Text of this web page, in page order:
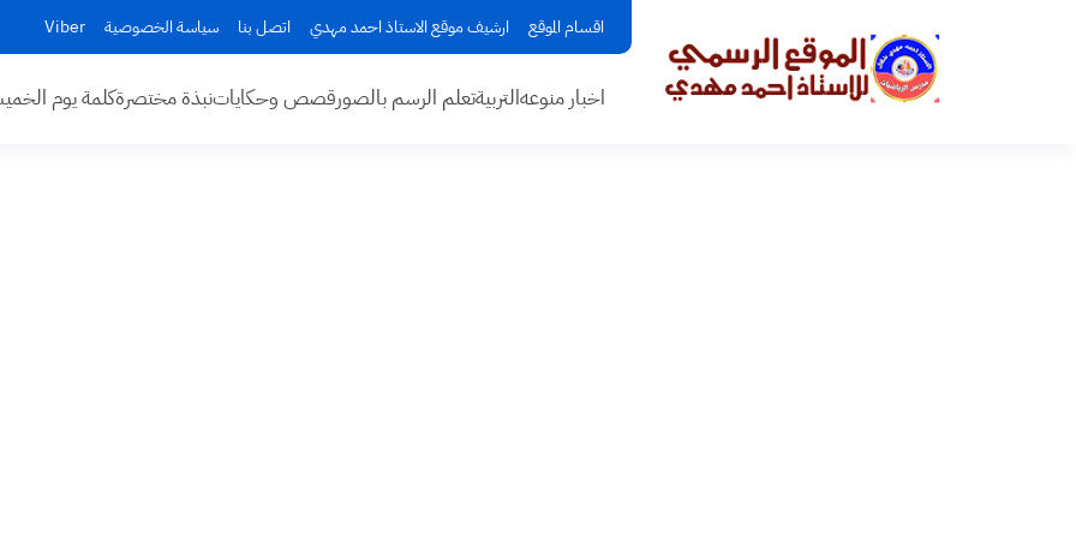
اقسام الموقع ارشيف موقع الاستاذ احمد مهدي اتصل بنا سياسة الخصوصية Viber
اخبار منوعهالتربيةتعلم الرسم بالصورقصص وحكاياتنبذة مختصرةكلمة يوم